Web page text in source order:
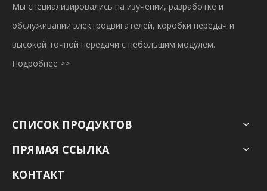
Мы специализировались на изучении, разработке и
обслуживании электродвигателей, коробки передач и
высокой точной передачи с небольшим модулем.
Подробнее >>
СПИСОК ПРОДУКТОВ
ПРЯМАЯ ССЫЛКА
КОНТАКТ